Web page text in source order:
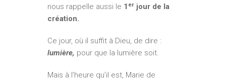
nous rappelle aussi le 1 er jour de la
création.
Ce jour, où il suffit à Dieu, de dire :
lumière, pour que la lumière soit.
Mais à l’heure qu’il est, Marie de